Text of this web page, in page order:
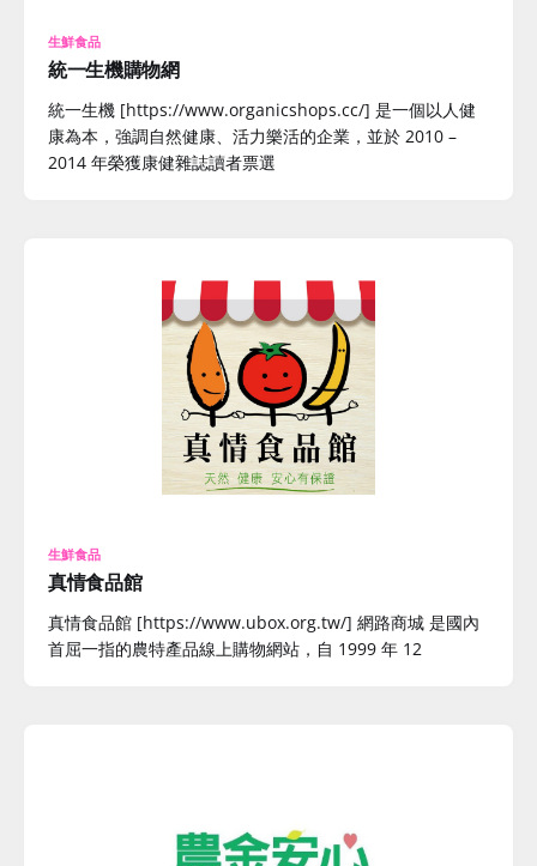
生鮮食品
統一生機購物網
統一生機 [https://www.organicshops.cc/] 是一個以人健
康為本，強調自然健康、活力樂活的企業，並於 2010 –
2014 年榮獲康健雜誌讀者票選
生鮮食品
真情食品館
真情食品館 [https://www.ubox.org.tw/] 網路商城 是國內
首屈一指的農特產品線上購物網站，自 1999 年 12